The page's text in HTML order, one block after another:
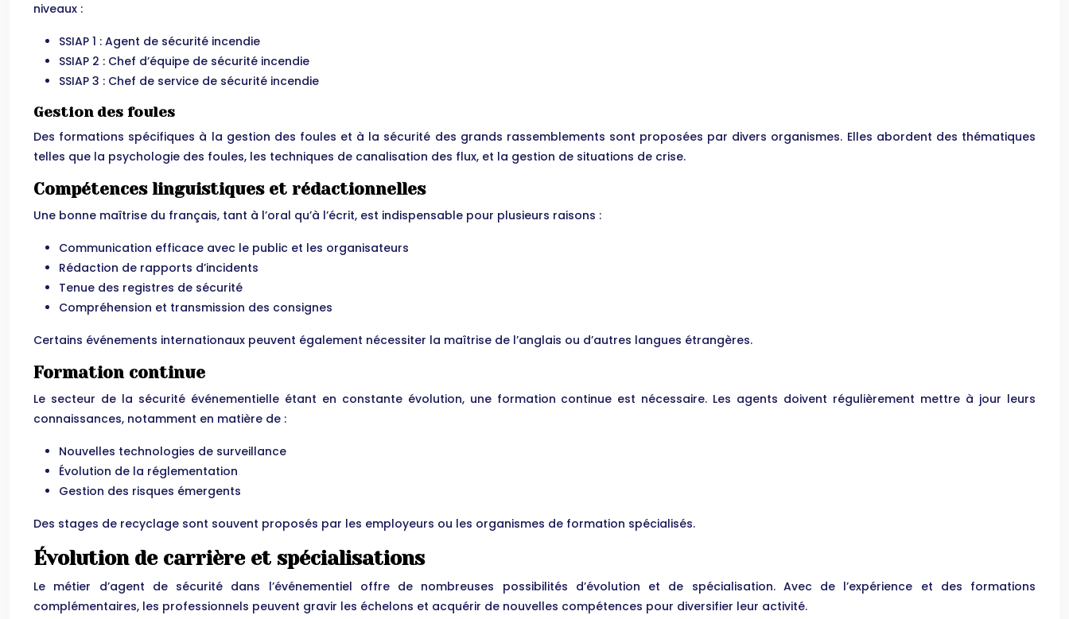
niveaux :
SSIAP 1 : Agent de sécurité incendie
SSIAP 2 : Chef d’équipe de sécurité incendie
SSIAP 3 : Chef de service de sécurité incendie
Gestion des foules
Des formations spécifiques à la gestion des foules et à la sécurité des grands rassemblements sont proposées par divers organismes. Elles abordent des thématiques
telles que la psychologie des foules, les techniques de canalisation des flux, et la gestion de situations de crise.
Compétences linguistiques et rédactionnelles
Une bonne maîtrise du français, tant à l’oral qu’à l’écrit, est indispensable pour plusieurs raisons :
Communication efficace avec le public et les organisateurs
Rédaction de rapports d’incidents
Tenue des registres de sécurité
Compréhension et transmission des consignes
Certains événements internationaux peuvent également nécessiter la maîtrise de l’anglais ou d’autres langues étrangères.
Formation continue
Le secteur de la sécurité événementielle étant en constante évolution, une formation continue est nécessaire. Les agents doivent régulièrement mettre à jour leurs
connaissances, notamment en matière de :
Nouvelles technologies de surveillance
Évolution de la réglementation
Gestion des risques émergents
Des stages de recyclage sont souvent proposés par les employeurs ou les organismes de formation spécialisés.
Évolution de carrière et spécialisations
Le métier d’agent de sécurité dans l’événementiel offre de nombreuses possibilités d’évolution et de spécialisation. Avec de l’expérience et des formations
complémentaires, les professionnels peuvent gravir les échelons et acquérir de nouvelles compétences pour diversifier leur activité.